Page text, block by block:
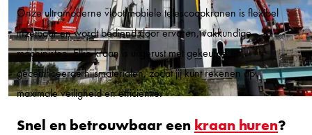
Onze ultramoderne vloot mobiele telescoopkranen is flexibel
inzetbaar en wordt bediend door ervaren, vakkundige
machinisten. Elke kraan is uitgerust met gekeurde en
gecertificeerde hijsmaterialen, zodat jij kunt rekenen op
maximale veiligheid en efficiëntie.
Snel en betrouwbaar een kraan huren?